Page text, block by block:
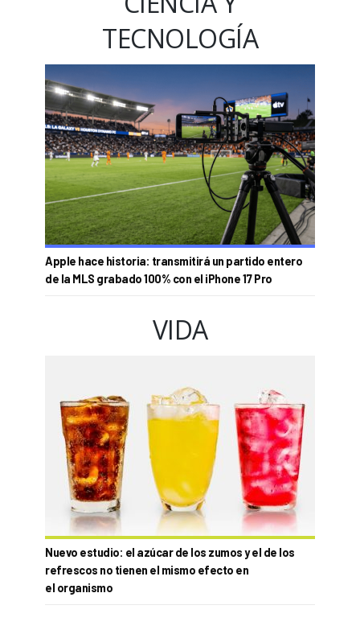
TECNOLOGÍA
Apple hace historia: transmitirá un partido entero
de la MLS grabado 100% con el iPhone 17 Pro
VIDA
Nuevo estudio: el azúcar de los zumos y el de los
refrescos no tienen el mismo efecto en
el organismo